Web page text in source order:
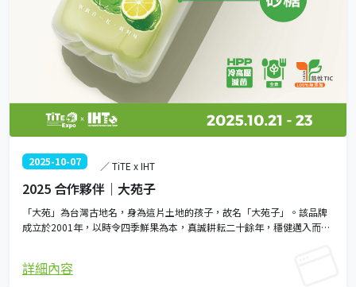
2025-10-07 ／ TiTE x IHT
2025 合作夥伴｜大苑子
「大苑」為台灣古地名，身為這片土地的孩子，故名「大苑子」。該品牌
成立於2001年，以時令四季鮮果為本，真誠耕耘二十餘年，穩健邁入而立
一口都能感受到土地的滋味。 憑藉逾20年的鮮果品牌經驗，2021年起，
詳細內容